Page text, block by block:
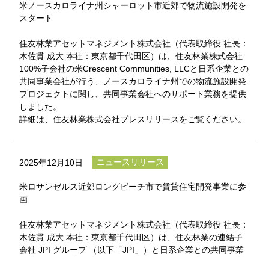
米ノースカロライナ州シャーロット市近郊で物流施設開発を
スタート
住友林業アセットマネジメント株式会社（代表取締役 社長：
木佐貫 成大 本社：東京都千代田区）は、住友林業株式会社
100%子会社の米Crescent Communities, LLCと日系企業との
共同事業会社が行う、ノースカロライナ州での物流施設開発
プロジェクトに関し、共同事業会社へのサポート業務を提供
しました。
詳細は、住友林業株式会社プレスリリースをご覧ください。
2025年12月10日 ニュースリリース
米ロサンゼルス近郊ロングビーチ市で賃貸住宅開発事業に参
画
住友林業アセットマネジメント株式会社（代表取締役 社長：
木佐貫 成大 本社：東京都千代田区）は、住友林業の連結子
会社 JPI グループ （以下「JPI」）と日系企業との共同事業